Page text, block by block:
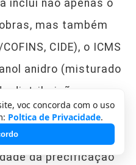
inclui não apenas o
mas também
CIDE), o ICMS
anidro (misturado
distribuição e
limitar o
preço nas bombas,
da precificação
voc concorda com o uso
Poltica de Privacidade.